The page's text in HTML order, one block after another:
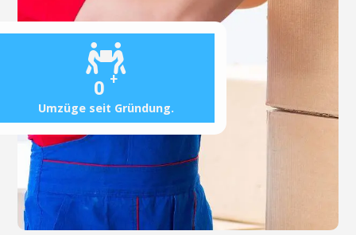
0 +
Umzüge seit Gründung.